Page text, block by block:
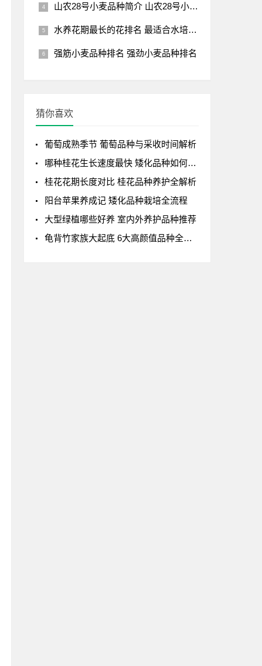
山农28号小麦品种简介 山农28号小麦品种概述
水养花期最长的花排名 最适合水培的花卉大全
强筋小麦品种排名 强劲小麦品种排名
猜你喜欢
葡萄成熟季节 葡萄品种与采收时间解析
哪种桂花生长速度最快 矮化品种如何选择
桂花花期长度对比 桂花品种养护全解析
阳台苹果养成记 矮化品种栽培全流程
大型绿植哪些好养 室内外养护品种推荐
龟背竹家族大起底 6大高颜值品种全收录